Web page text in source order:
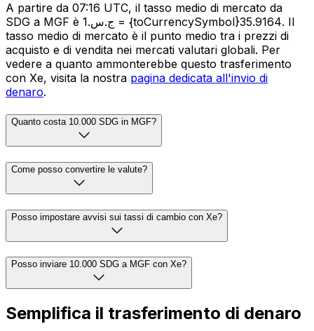
A partire da 07:16 UTC, il tasso medio di mercato da
SDG a MGF è ج.س.1 = {toCurrencySymbol}35.9164. Il
tasso medio di mercato è il punto medio tra i prezzi di
acquisto e di vendita nei mercati valutari globali. Per
vedere a quanto ammonterebbe questo trasferimento
con Xe, visita la nostra pagina dedicata all'invio di
denaro.
Quanto costa 10.000 SDG in MGF?
Come posso convertire le valute?
Posso impostare avvisi sui tassi di cambio con Xe?
Posso inviare 10.000 SDG a MGF con Xe?
Semplifica il trasferimento di denaro